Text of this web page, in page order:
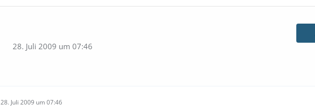
28. Juli 2009 um 07:46
28. Juli 2009 um 07:46